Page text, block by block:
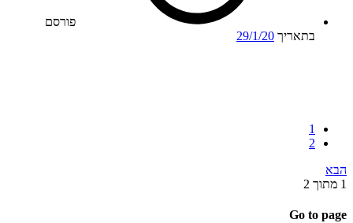
פורסם
בתאריך 29/1/20
1
2
הבא
1 מתוך 2
Go to page